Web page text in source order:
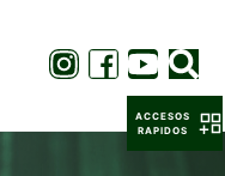
ACCESOS
RAPIDOS